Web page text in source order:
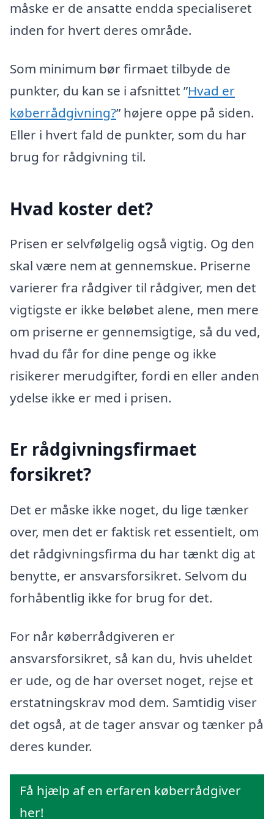
måske er de ansatte endda specialiseret
inden for hvert deres område.
Som minimum bør firmaet tilbyde de
punkter, du kan se i afsnittet ”Hvad er
køberrådgivning?” højere oppe på siden.
Eller i hvert fald de punkter, som du har
brug for rådgivning til.
Hvad koster det?
Prisen er selvfølgelig også vigtig. Og den
skal være nem at gennemskue. Priserne
varierer fra rådgiver til rådgiver, men det
vigtigste er ikke beløbet alene, men mere
om priserne er gennemsigtige, så du ved,
hvad du får for dine penge og ikke
risikerer merudgifter, fordi en eller anden
ydelse ikke er med i prisen.
Er rådgivningsfirmaet
forsikret?
Det er måske ikke noget, du lige tænker
over, men det er faktisk ret essentielt, om
det rådgivningsfirma du har tænkt dig at
benytte, er ansvarsforsikret. Selvom du
forhåbentlig ikke for brug for det.
For når køberrådgiveren er
ansvarsforsikret, så kan du, hvis uheldet
er ude, og de har overset noget, rejse et
erstatningskrav mod dem. Samtidig viser
det også, at de tager ansvar og tænker på
deres kunder.
Få hjælp af en erfaren køberrådgiver
her!